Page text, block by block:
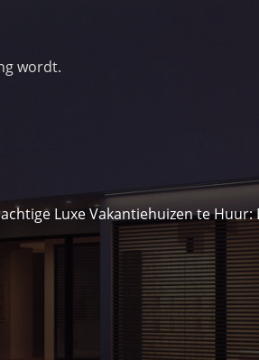
wordt.
Luxe Vakantiehuizen te